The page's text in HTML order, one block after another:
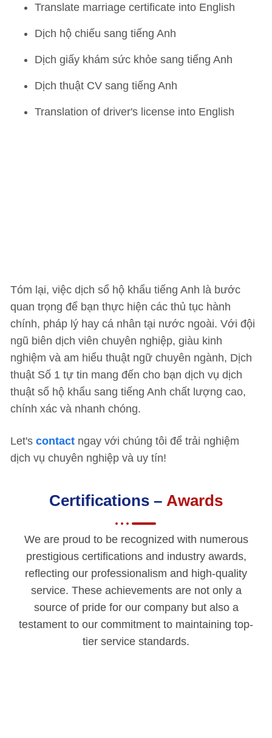
Translate marriage certificate into English
Dịch hộ chiếu sang tiếng Anh
Dịch giấy khám sức khỏe sang tiếng Anh
Dịch thuật CV sang tiếng Anh
Translation of driver's license into English
Tóm lại, việc dịch sổ hộ khẩu tiếng Anh là bước
quan trọng để bạn thực hiện các thủ tục hành
chính, pháp lý hay cá nhân tại nước ngoài. Với đội
ngũ biên dịch viên chuyên nghiệp, giàu kinh
nghiệm và am hiểu thuật ngữ chuyên ngành, Dịch
thuật Số 1 tự tin mang đến cho bạn dịch vụ dịch
thuật sổ hộ khẩu sang tiếng Anh chất lượng cao,
chính xác và nhanh chóng.
Let's contact ngay với chúng tôi để trải nghiệm
dịch vụ chuyên nghiệp và uy tín!
Certifications – Awards
We are proud to be recognized with numerous
prestigious certifications and industry awards,
reflecting our professionalism and high-quality
service. These achievements are not only a
source of pride for our company but also a
testament to our commitment to maintaining top-
tier service standards.